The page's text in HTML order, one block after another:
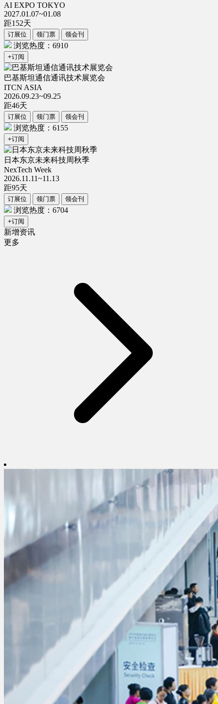
AI EXPO TOKYO
2027.01.07~01.08
距152天
订展位 领门票 领会刊
浏览热度：6910
+订阅
巴基斯坦通信通讯技术展览会
ITCN ASIA
2026.09.23~09.25
距46天
订展位 领门票 领会刊
浏览热度：6155
+订阅
日本东京未来科技周秋季
NexTech Week
2026.11.11~11.13
距95天
订展位 领门票 领会刊
浏览热度：6704
+订阅
新增资讯
更多